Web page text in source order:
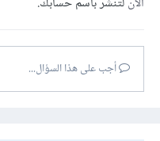
أجب على هذا السؤال...